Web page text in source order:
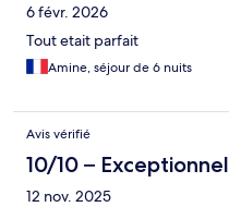
6 févr. 2026
Tout etait parfait
Amine, séjour de 6 nuits
Avis vérifié
10/10 – Exceptionnel
12 nov. 2025